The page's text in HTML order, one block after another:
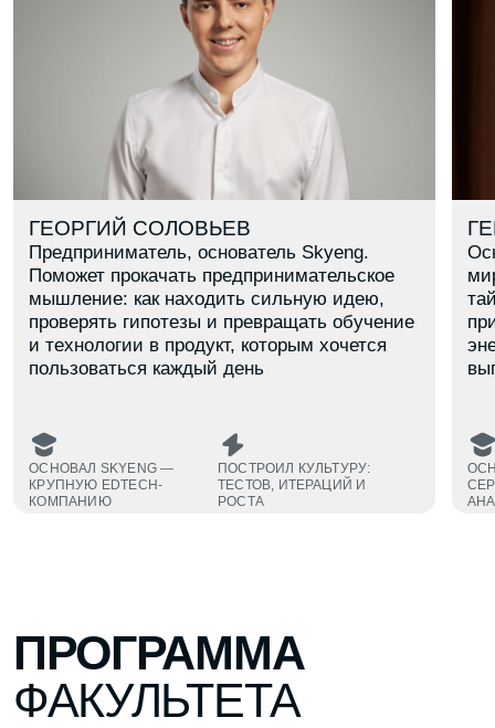
Попробуй создать что-то в рамках
ПРАКТИКА
ОТВЕТЫ
В каком ты классе?
10 11
Даю согласие на получение рекламных материалов
Заявку оставляет родитель